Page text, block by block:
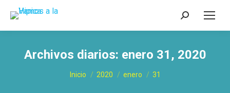
Buscar:
Archivos diarios: enero 31, 2020
Estás aquí:
Inicio 2020 enero 31